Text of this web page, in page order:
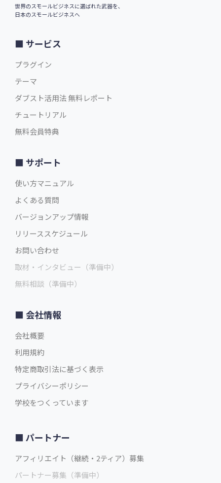
世界のスモールビジネスに選ばれた武器を、
日本のスモールビジネスへ
サービス
プラグイン
テーマ
ダブスト活用法 無料レポート
チュートリアル
無料会員特典
サポート
使い方マニュアル
よくある質問
バージョンアップ情報
リリーススケジュール
お問い合わせ
取材・インタビュー（準備中）
無料相談（準備中）
会社情報
会社概要
利用規約
特定商取引法に基づく表示
プライバシーポリシー
学校をつくっています
パートナー
アフィリエイト（継続・2ティア）募集
パートナー募集（準備中）